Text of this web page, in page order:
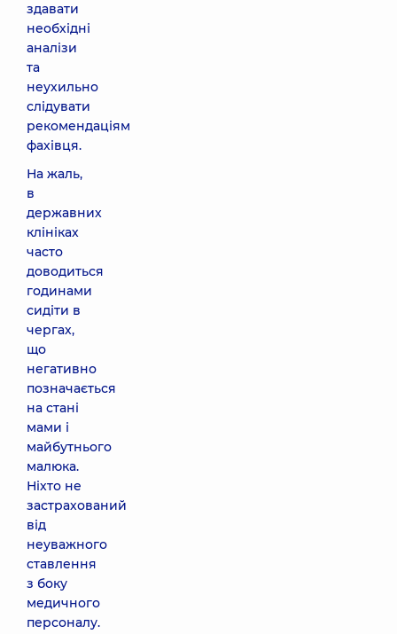
здавати
необхідні
аналізи
та
неухильно
слідувати
рекомендаціям
фахівця.
На жаль,
в
державних
клініках
часто
доводиться
годинами
сидіти в
чергах,
що
негативно
позначається
на стані
мами і
майбутнього
малюка.
Ніхто не
застрахований
від
неуважного
ставлення
з боку
медичного
персоналу.